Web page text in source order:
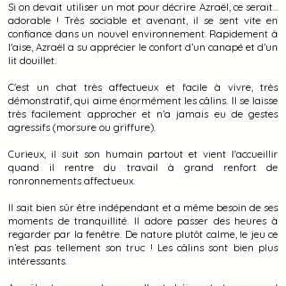
Si on devait utiliser un mot pour décrire Azraël, ce serait...
adorable ! Très sociable et avenant, il se sent vite en
confiance dans un nouvel environnement. Rapidement à
l'aise, Azraël a su apprécier le confort d’un canapé et d’un
lit douillet.
C'est un chat très affectueux et facile à vivre, très
démonstratif, qui aime énormément les câlins. Il se laisse
très facilement approcher et n’a jamais eu de gestes
agressifs (morsure ou griffure).
Curieux, il suit son humain partout et vient l'accueillir
quand il rentre du travail à grand renfort de
ronronnements affectueux.
Il sait bien sûr être indépendant et a même besoin de ses
moments de tranquillité. Il adore passer des heures à
regarder par la fenêtre. De nature plutôt calme, le jeu ce
n’est pas tellement son truc ! Les câlins sont bien plus
intéressants.